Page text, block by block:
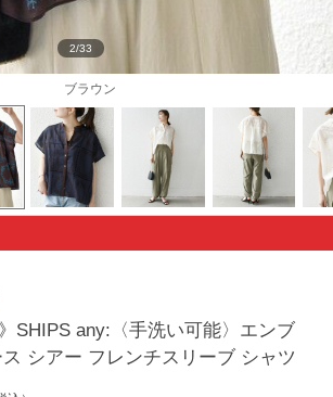
ブラウン
2/33
SHIPS any:〈手洗い可能〉エンブ
シアー フレンチスリーブ シャツ